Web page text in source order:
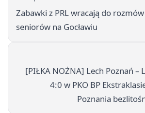
Zabawki z PRL wracają do
seniorów na Gocławiu
[PIŁKA NOŻNA] Lech Poznań –
4:0 w PKO BP
Poznania